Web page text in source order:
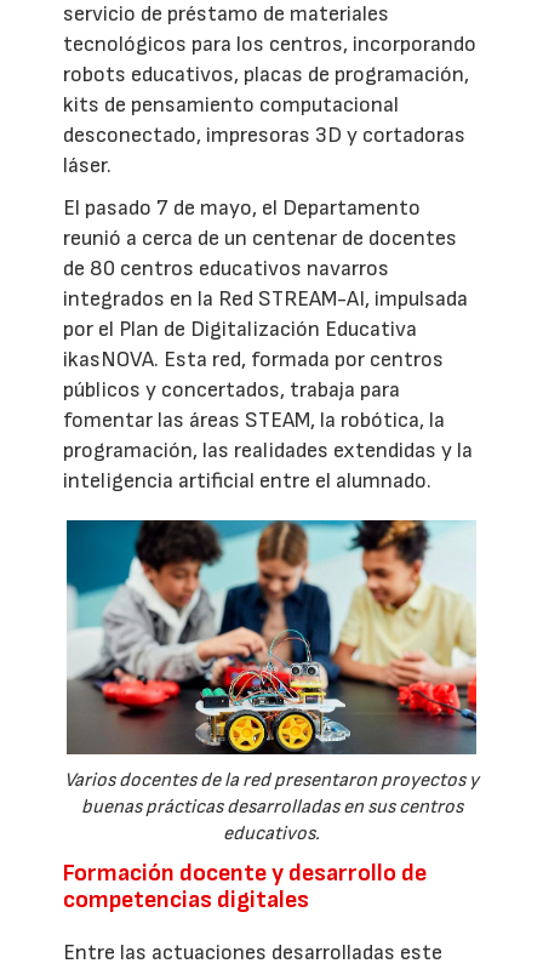
servicio de préstamo de materiales
tecnológicos para los centros, incorporando
robots educativos, placas de programación,
kits de pensamiento computacional
desconectado, impresoras 3D y cortadoras
láser.
El pasado 7 de mayo, el Departamento
reunió a cerca de un centenar de docentes
de 80 centros educativos navarros
integrados en la Red STREAM-AI, impulsada
por el Plan de Digitalización Educativa
ikasNOVA. Esta red, formada por centros
públicos y concertados, trabaja para
fomentar las áreas STEAM, la robótica, la
programación, las realidades extendidas y la
inteligencia artificial entre el alumnado.
Varios docentes de la red presentaron proyectos y
buenas prácticas desarrolladas en sus centros
educativos.
Formación docente y desarrollo de
competencias digitales
Entre las actuaciones desarrolladas este